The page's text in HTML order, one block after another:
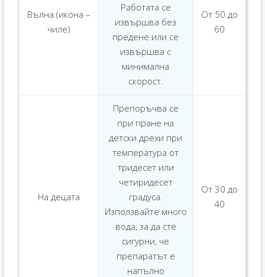
Вълна (икона –
чиле)
Работата се
извършва без
предене или се
извършва с
минимална
скорост.
От 50 до
60
На децата
Препоръчва се
при пране на
детски дрехи при
температура от
тридесет или
четиридесет
градуса.
Използвайте много
вода, за да сте
сигурни, че
препаратът е
напълно
От 30 до
40